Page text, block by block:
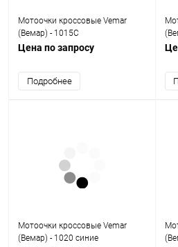
Мотоочки кроссовые Vemar
(Вемар) - 1015C
Цена по запросу
Подробнее
Мотоочки кроссовые Vemar
(Вемар) - 1020 синие